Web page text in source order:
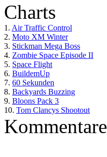
Charts
1. Air Traffic Control
2. Moto XM Winter
3. Stickman Mega Boss
4. Zombie Space Episode II
5. Space Flight
6. BuildemUp
7. 60 Sekunden
8. Backyards Buzzing
9. Bloons Pack 3
10. Tom Clancys Shootout
Kommentare